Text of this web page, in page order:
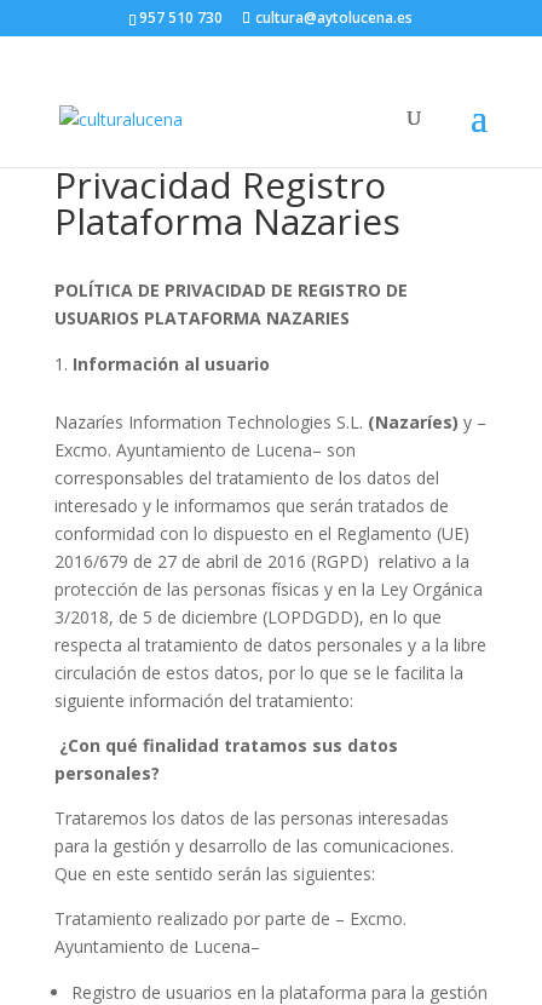
957 510 730 cultura@aytolucena.es
Privacidad Registro
Plataforma Nazaries
POLÍTICA DE PRIVACIDAD DE REGISTRO DE
USUARIOS PLATAFORMA NAZARIES
Información al usuario
Nazaríes Information Technologies S.L. (Nazaríes) y –
Excmo. Ayuntamiento de Lucena– son
corresponsables del tratamiento de los datos del
interesado y le informamos que serán tratados de
conformidad con lo dispuesto en el Reglamento (UE)
2016/679 de 27 de abril de 2016 (RGPD) relativo a la
protección de las personas físicas y en la Ley Orgánica
3/2018, de 5 de diciembre (LOPDGDD), en lo que
respecta al tratamiento de datos personales y a la libre
circulación de estos datos, por lo que se le facilita la
siguiente información del tratamiento:
¿Con qué finalidad tratamos sus datos
personales?
Trataremos los datos de las personas interesadas
para la gestión y desarrollo de las comunicaciones.
Que en este sentido serán las siguientes:
Tratamiento realizado por parte de – Excmo.
Ayuntamiento de Lucena–
Registro de usuarios en la plataforma para la gestión